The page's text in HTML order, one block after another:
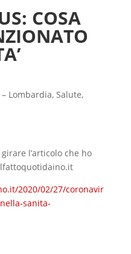
COSA
Lombardia, Salute,
l’articolo che ho
2020/02/27/coronavir
sanita-